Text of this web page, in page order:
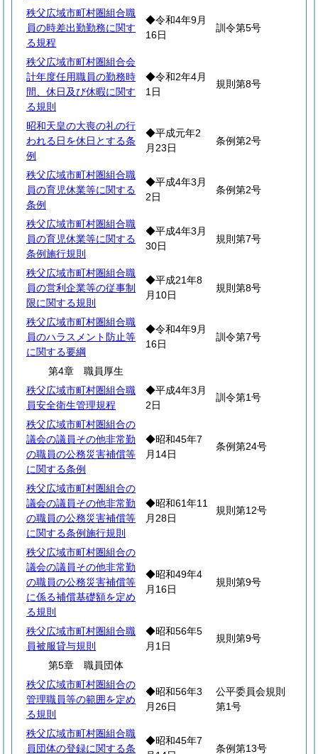
秩父広域市町村圏組合職
員の時差出勤勤務に関す
る規程
◆令和4年9月
16日
訓令第5号
秩父広域市町村圏組合会
計年度任用職員の勤務時
間、休日及び休暇に関す
る規則
◆令和2年4月
1日
規則第8号
昭和天皇の大喪の礼の行
われる日を休日とする条
例
◆平成元年2
月23日
条例第2号
秩父広域市町村圏組合職
員の育児休業等に関する
条例
◆平成4年3月
2日
条例第2号
秩父広域市町村圏組合職
員の育児休業等に関する
条例施行規則
◆平成4年3月
30日
規則第7号
秩父広域市町村圏組合職
員の営利企業等の従事制
限に関する規則
◆平成21年8
月10日
規則第8号
秩父広域市町村圏組合職
員のハラスメント防止等
に関する要綱
◆令和4年9月
16日
訓令第7号
第4章 職員厚生
秩父広域市町村圏組合職
員安全衛生管理規程
◆平成4年3月
2日
訓令第1号
秩父広域市町村圏組合の
議会の議員その他非常勤
の職員の公務災害補償等
に関する条例
◆昭和45年7
月14日
条例第24号
秩父広域市町村圏組合の
議会の議員その他非常勤
の職員の公務災害補償等
に関する条例施行規則
◆昭和61年11
月28日
規則第12号
秩父広域市町村圏組合の
議会の議員その他非常勤
の職員の公務災害補償等
に係る補償基礎額を定め
る規則
◆昭和49年4
月16日
規則第9号
秩父広域市町村圏組合職
員被服貸与規則
◆昭和56年5
月1日
規則第9号
第5章 職員団体
秩父広域市町村圏組合の
管理職員等の範囲を定め
る規則
◆昭和56年3
月26日
公平委員会規則
第1号
秩父広域市町村圏組合職
員団体の登録に関する条
◆昭和45年7
条例第13号